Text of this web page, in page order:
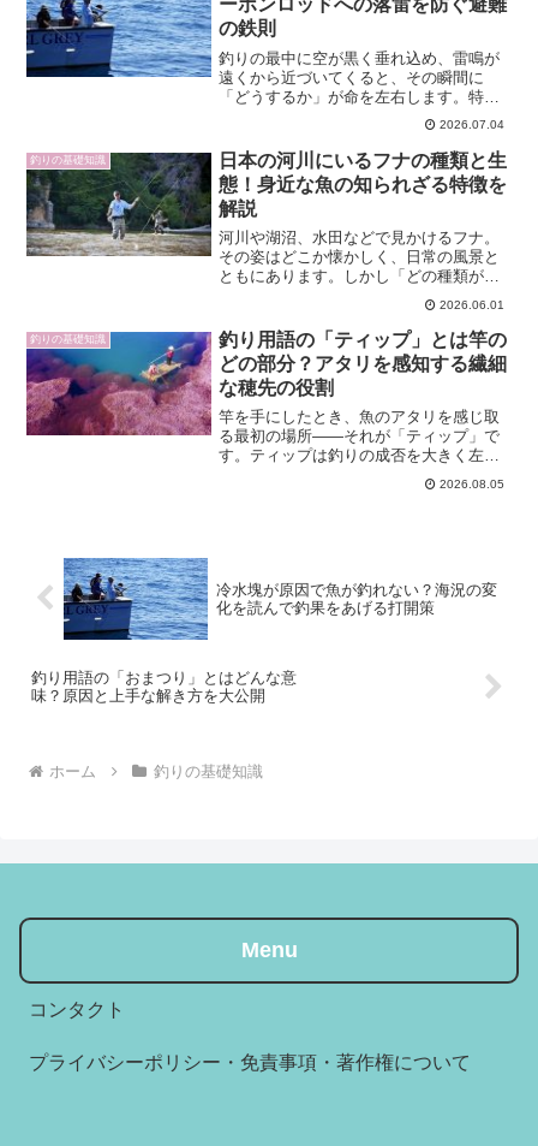
ーボンロッドへの落雷を防ぐ避難
の鉄則
釣りの最中に空が黒く垂れ込め、雷鳴が
遠くから近づいてくると、その瞬間に
「どうするか」が命を左右します。特に
カーボンロッドを使用していると、雷に
よる危険が格段に高くなる可能性があり
ます。本記事では、釣り 雷 危険性を中心
に、何がどのように危な...
2026.07.04
釣りの基礎知識
日本の河川にいるフナの種類と生
態！身近な魚の知られざる特徴を
解説
河川や湖沼、水田などで見かけるフナ。
その姿はどこか懐かしく、日常の風景と
ともにあります。しかし「どの種類がど
の地域にいるのか」「生態はどう異なる
のか」「どんな環境で生活しているの
か」など、意外と知られていないことも
多いです。この記事では「フ...
2026.06.01
釣りの基礎知識
釣り用語の「ティップ」とは竿の
どの部分？アタリを感知する繊細
な穂先の役割
竿を手にしたとき、魚のアタリを感じ取
る最初の場所――それが「ティップ」で
す。ティップは釣りの成否を大きく左右
する繊細な部位で、素材・構造・調子な
どの違いによってその性能は大きく変わ
2026.08.05
冷水塊が原因で魚が釣れない？海況の変
化を読んで釣果をあげる打開策
釣り用語の「おまつり」とはどんな意
味？原因と上手な解き方を大公開
ホーム 釣りの基礎知識
Menu
コンタクト
プライバシーポリシー・免責事項・著作権について